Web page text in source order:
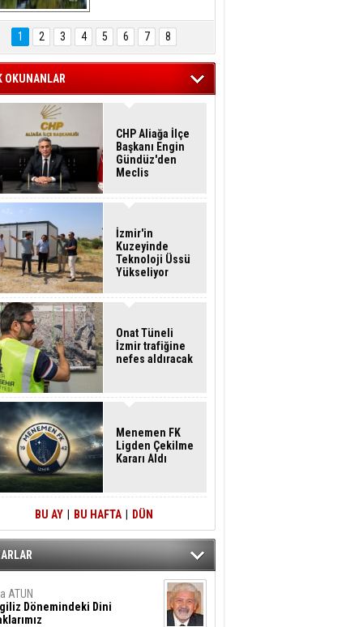
Hasan Eser'in
Objektifinden
1 2 3 4 5 6 7 8
OKUNANLAR
CHP Aliağa İlçe
Başkanı Engin
Gündüz'den
Meclis
Çağrısı
İzmir'in
Kuzeyinde
Teknoloji Üssü
Yükseliyor
Onat Tüneli
İzmir trafiğine
nefes aldıracak
Menemen FK
Ligden Çekilme
Kararı Aldı
BU AY BU HAFTA DÜN
ATUN
Dönemindeki Dini